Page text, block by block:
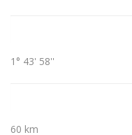
1° 43' 58''
60 km